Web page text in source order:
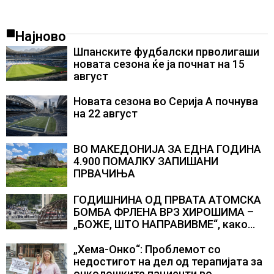
Најново
Шпанските фудбалски прволигаши
новата сезона ќе ја почнат на 15
август
Новата сезона во Серија А почнува
на 22 август
ВО МАКЕДОНИЈА ЗА ЕДНА ГОДИНА
4.900 ПОМАЛКУ ЗАПИШАНИ
ПРВАЧИЊА
ГОДИШНИНА ОД ПРВАТА АТОМСКА
БОМБА ФРЛЕНА ВРЗ ХИРОШИМА –
„БОЖЕ, ШТО НАПРАВИВМЕ“, како
Геј“ и учесниците во
бомбардирањето го доживуваа овој
„Хема-Онко“: Проблемот со
недостигот на дел од терапијата за